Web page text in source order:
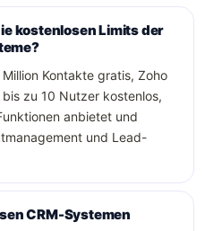
kostenlosen Limits der
Kontakte gratis, Zoho
zu 10 Nutzer kostenlos,
anbietet und
und Lead-
CRM-Systemen